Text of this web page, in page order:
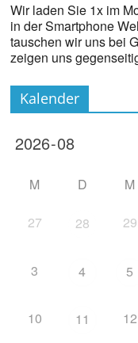
Wir laden Sie 1x im
in der Smartphone
tauschen wir uns bei
zeigen uns
Kalender
M D M
27 28 29
3 4 5
10 11 12